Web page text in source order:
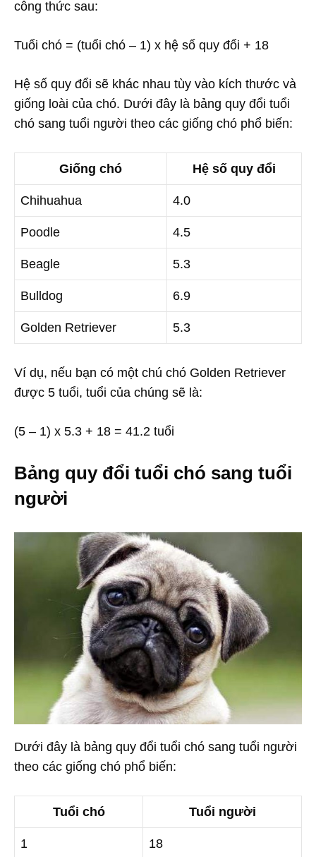
công thức sau:
Tuổi chó = (tuổi chó – 1) x hệ số quy đổi + 18
Hệ số quy đổi sẽ khác nhau tùy vào kích thước và
giống loài của chó. Dưới đây là bảng quy đổi tuổi
chó sang tuổi người theo các giống chó phổ biến:
Giống chó Hệ số quy đổi
Chihuahua 4.0
Poodle 4.5
Beagle 5.3
Bulldog 6.9
Golden Retriever 5.3
Ví dụ, nếu bạn có một chú chó Golden Retriever
được 5 tuổi, tuổi của chúng sẽ là:
(5 – 1) x 5.3 + 18 = 41.2 tuổi
Bảng quy đổi tuổi chó sang tuổi
người
Dưới đây là bảng quy đổi tuổi chó sang tuổi người
theo các giống chó phổ biến:
Tuổi chó Tuổi người
1 18